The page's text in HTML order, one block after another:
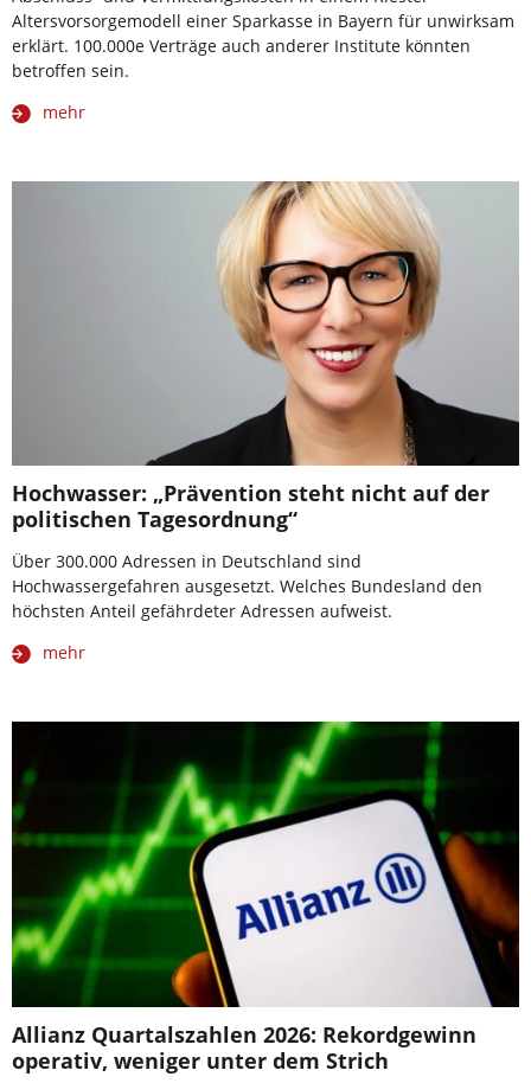
Altersvorsorgemodell einer Sparkasse in Bayern für unwirksam
erklärt. 100.000e Verträge auch anderer Institute könnten
betroffen sein.
mehr
Hochwasser: „Prävention steht nicht auf der
politischen Tagesordnung“
Über 300.000 Adressen in Deutschland sind
Hochwassergefahren ausgesetzt. Welches Bundesland den
höchsten Anteil gefährdeter Adressen aufweist.
mehr
Allianz Quartalszahlen 2026: Rekordgewinn
operativ, weniger unter dem Strich